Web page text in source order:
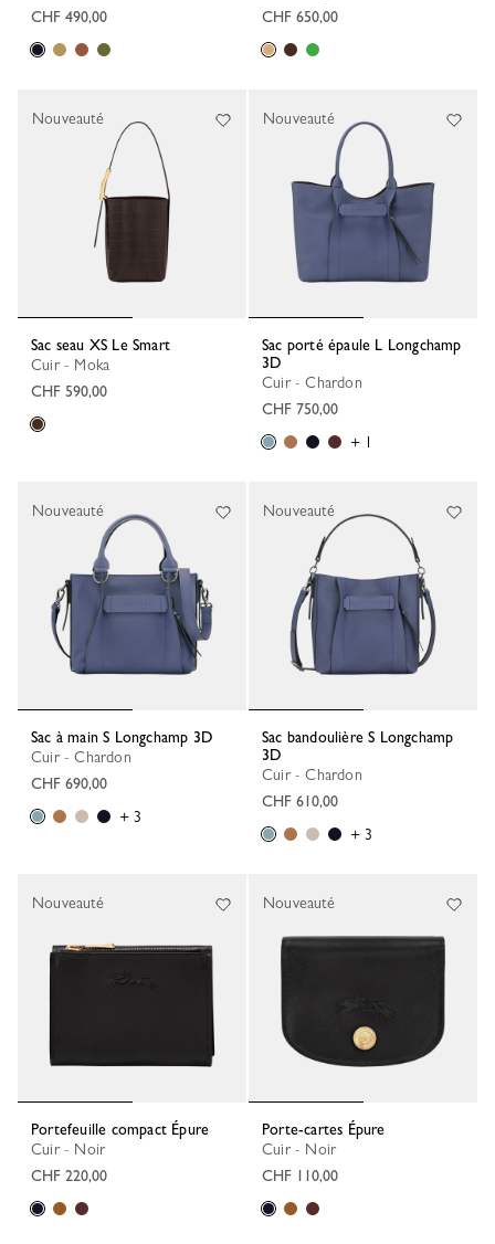
CHF 490,00
CHF 650,00
Sac seau XS Le Smart
Cuir - Moka
CHF 590,00
Nouveauté
Sac porté épaule L Longchamp
3D
Cuir - Chardon
CHF 750,00
+ 1
Nouveauté
Sac à main S Longchamp 3D
Cuir - Chardon
CHF 690,00
+ 3
Nouveauté
Sac bandoulière S Longchamp
3D
Cuir - Chardon
CHF 610,00
+ 3
Nouveauté
Portefeuille compact Épure
Cuir - Noir
CHF 220,00
Nouveauté
Porte-cartes Épure
Cuir - Noir
CHF 110,00
Nouveauté